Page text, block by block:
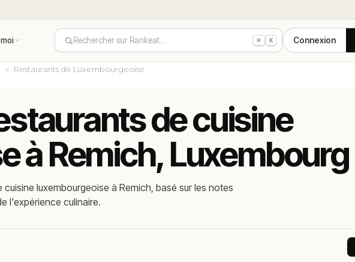
Rechercher sur Rankeat… ⌘ K Connexion
Restaurants de Luxembourgeoise
de cuisine
à Remich, Luxembourg
luxembourgeoise à Remich, basé sur les notes
l'expérience culinaire.